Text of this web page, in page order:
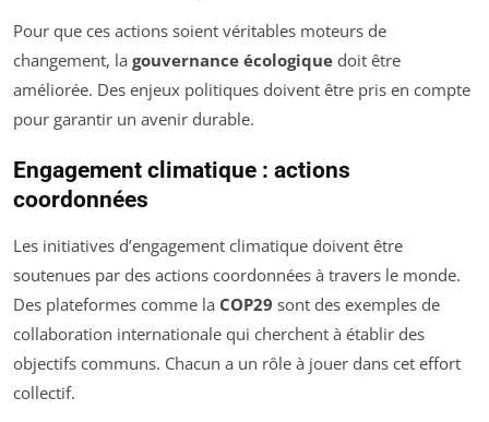
Pour que ces actions soient véritables moteurs de
changement, la gouvernance écologique doit être
améliorée. Des enjeux politiques doivent être pris en compte
pour garantir un avenir durable.
Engagement climatique : actions
coordonnées
Les initiatives d’engagement climatique doivent être
soutenues par des actions coordonnées à travers le monde.
Des plateformes comme la COP29 sont des exemples de
collaboration internationale qui cherchent à établir des
objectifs communs. Chacun a un rôle à jouer dans cet effort
collectif.